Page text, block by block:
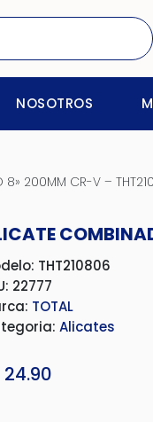
NOSOTROS
8» 200MM CR-V –
THT210806
22777
TOTAL
Alicates
24.90